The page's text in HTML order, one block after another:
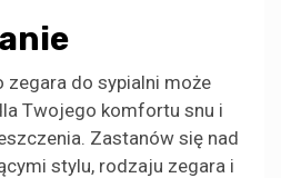
zegara do sypialni może
Twojego komfortu snu i
Zastanów się nad
stylu, rodzaju zegara i